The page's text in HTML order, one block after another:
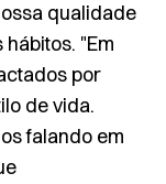
qualidade
"Em
por
de vida.
falando em